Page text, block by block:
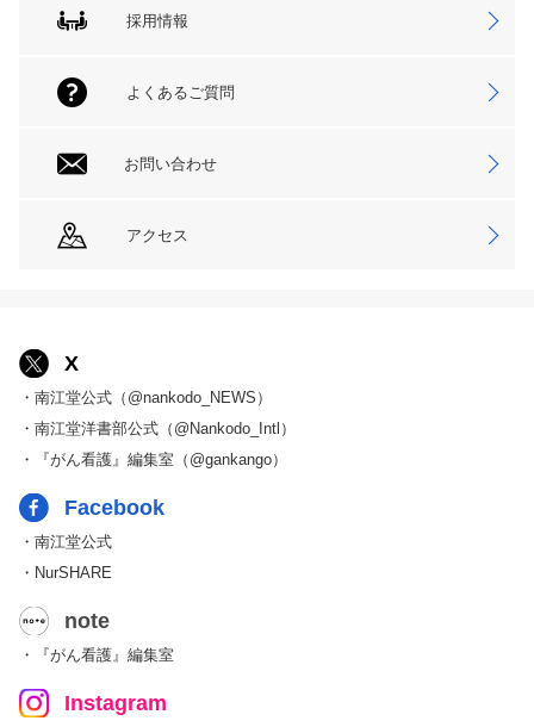
採用情報
よくあるご質問
お問い合わせ
アクセス
X
・南江堂公式（@nankodo_NEWS）
・南江堂洋書部公式（@Nankodo_Intl）
・『がん看護』編集室（@gankango）
Facebook
・南江堂公式
・NurSHARE
note
・『がん看護』編集室
Instagram